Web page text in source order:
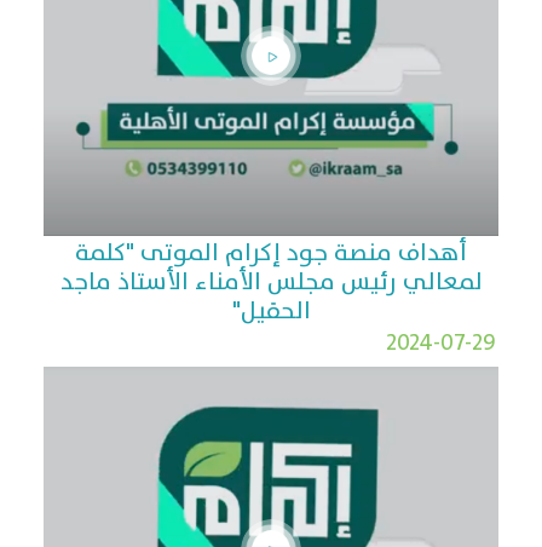
أهداف منصة جود إكرام الموتى "كلمة
لمعالي رئيس مجلس الأمناء الأستاذ ماجد
الحقيل"
2024-07-29